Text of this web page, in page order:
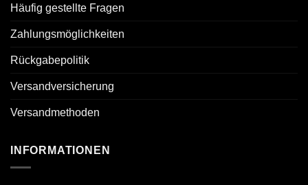
Häufig gestellte Fragen
Zahlungsmöglichkeiten
Rückgabepolitik
Versandversicherung
Versandmethoden
INFORMATIONEN